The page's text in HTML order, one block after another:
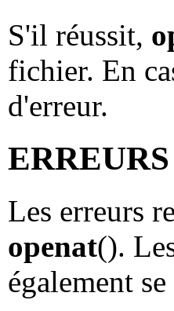
S'il réussit,
fichier. En
d'erreur.
ERREURS
Les erreurs
openat().
également